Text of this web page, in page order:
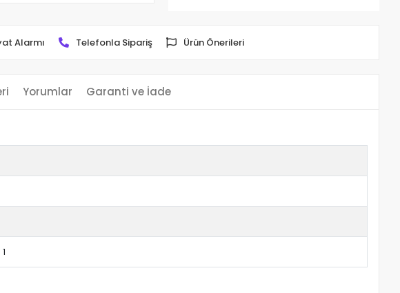
Alarmı Telefonla Sipariş Ürün Önerileri
Yorumlar Garanti ve İade